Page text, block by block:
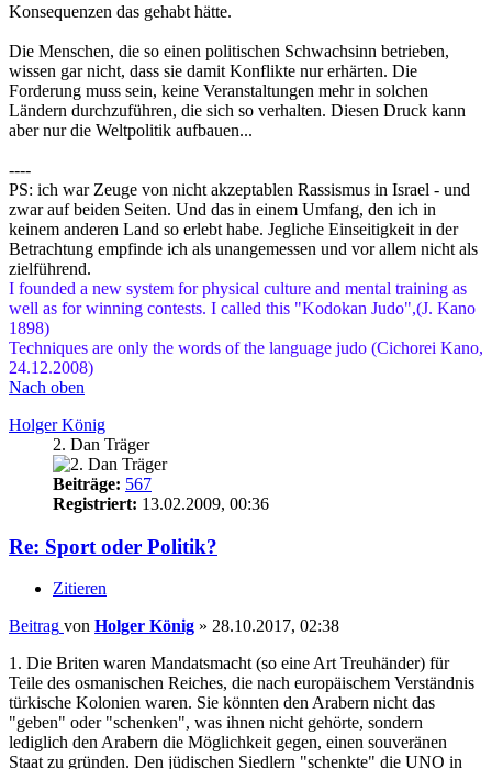
Konsequenzen das gehabt hätte.
Die Menschen, die so einen politischen Schwachsinn betrieben,
wissen gar nicht, dass sie damit Konflikte nur erhärten. Die
Forderung muss sein, keine Veranstaltungen mehr in solchen
Ländern durchzuführen, die sich so verhalten. Diesen Druck kann
aber nur die Weltpolitik aufbauen...
----
PS: ich war Zeuge von nicht akzeptablen Rassismus in Israel - und
zwar auf beiden Seiten. Und das in einem Umfang, den ich in
keinem anderen Land so erlebt habe. Jegliche Einseitigkeit in der
Betrachtung empfinde ich als unangemessen und vor allem nicht als
zielführend.
I founded a new system for physical culture and mental training as
well as for winning contests. I called this "Kodokan Judo",(J. Kano
1898)
Techniques are only the words of the language judo (Cichorei Kano,
24.12.2008)
Nach oben
Holger König
2. Dan Träger
Beiträge: 567
Registriert: 13.02.2009, 00:36
Re: Sport oder Politik?
Zitieren
Beitrag von Holger König » 28.10.2017, 02:38
1. Die Briten waren Mandatsmacht (so eine Art Treuhänder) für
Teile des osmanischen Reiches, die nach europäischem Verständnis
türkische Kolonien waren. Sie könnten den Arabern nicht das
"geben" oder "schenken", was ihnen nicht gehörte, sondern
lediglich den Arabern die Möglichkeit gegen, einen souveränen
Staat zu gründen. Den jüdischen Siedlern "schenkte" die UNO in